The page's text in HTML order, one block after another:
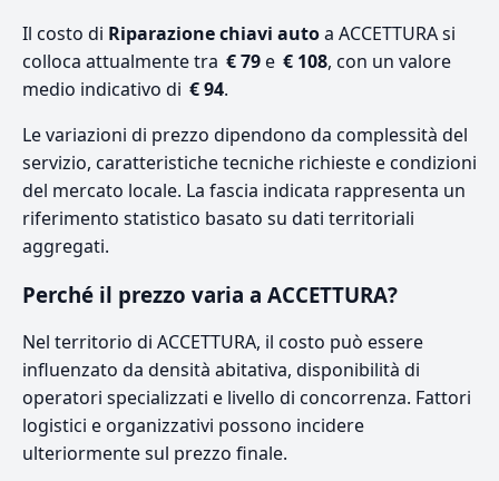
Il costo di Riparazione chiavi autoa ACCETTURA si
colloca attualmente tra € 79e € 108, con un valore
medio indicativo di € 94.
Le variazioni di prezzo dipendono da complessità del
servizio, caratteristiche tecniche richieste e condizioni
del mercato locale. La fascia indicata rappresenta un
riferimento statistico basato su dati territoriali
aggregati.
Perché il prezzo varia a ACCETTURA?
Nel territorio di ACCETTURA, il costo può essere
influenzato da densità abitativa, disponibilità di
operatori specializzati e livello di concorrenza. Fattori
logistici e organizzativi possono incidere
ulteriormente sul prezzo finale.